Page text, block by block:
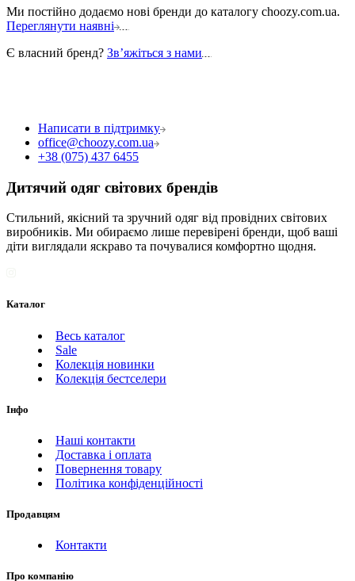
Ми постійно додаємо нові бренди до каталогу choozy.com.ua.
Переглянути наявні
Є власний бренд? Звʼяжіться з нами
Написати в підтримку
office@choozy.com.ua
+38 (075) 437 6455
Дитячий одяг світових брендів
Стильний, якісний та зручний одяг від провідних світових
виробників. Ми обираємо лише перевірені бренди, щоб ваші
діти виглядали яскраво та почувалися комфортно щодня.
Каталог
Весь каталог
Sale
Колекція новинки
Колекція бестселери
Інфо
Наші контакти
Доставка і оплата
Повернення товару
Політика конфіденційності
Продавцям
Контакти
Про компанію